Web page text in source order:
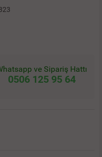
ve Sipariş Hattı
0506 125 95 64